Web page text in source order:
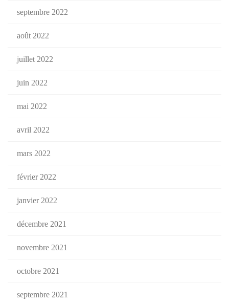
septembre 2022
août 2022
juillet 2022
juin 2022
mai 2022
avril 2022
mars 2022
février 2022
janvier 2022
décembre 2021
novembre 2021
octobre 2021
septembre 2021